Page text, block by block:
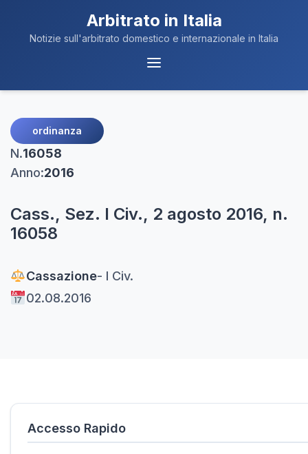
Arbitrato in Italia
Notizie sull'arbitrato domestico e internazionale in Italia
Menu
ordinanza
N.16058
Anno:2016
Cass., Sez. I Civ., 2 agosto 2016, n.
16058
Cassazione- I Civ.
02.08.2016
Accesso Rapido